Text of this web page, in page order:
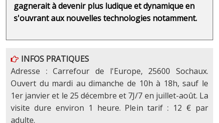
gagnerait à devenir plus ludique et dynamique en
s'ouvrant aux nouvelles technologies notamment.
INFOS PRATIQUES
Adresse : Carrefour de l'Europe, 25600 Sochaux.
Ouvert du mardi au dimanche de 10h à 18h, sauf le
1er janvier et le 25 décembre et 7J/7 en juillet-août. La
visite dure environ 1 heure. Plein tarif : 12 € par
adulte.